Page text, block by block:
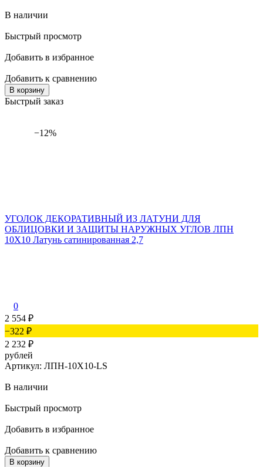
В наличии
Быстрый просмотр
Добавить в избранное
Добавить к сравнению
В корзину
Быстрый заказ
−12%
УГОЛОК ДЕКОРАТИВНЫЙ ИЗ ЛАТУНИ ДЛЯ
ОБЛИЦОВКИ И ЗАЩИТЫ НАРУЖНЫХ УГЛОВ ЛПН
10Х10 Латунь сатинированная 2,7
0
2 554 ₽
−322 ₽
2 232 ₽
рублей
Артикул: ЛПН-10Х10-LS
В наличии
Быстрый просмотр
Добавить в избранное
Добавить к сравнению
В корзину